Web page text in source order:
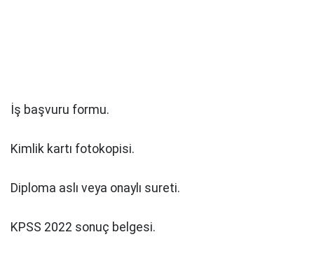
İş başvuru formu.
Kimlik kartı fotokopisi.
Diploma aslı veya onaylı sureti.
KPSS 2022 sonuç belgesi.